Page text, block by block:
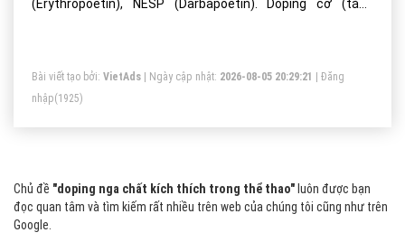
(Erythropoetin), NESP (Darbapoetin). Doping cơ (tăng
tới hệ thần kinh).
Bài viết tạo bởi: VietAds | Ngày cập nhật: 2026-08-05 20:29:21
Đăng
nhập(1925)
Chủ đề "doping nga chất kích thích trong thể thao" luôn được bạn
đọc quan tâm và tìm kiếm rất nhiều trên web của chúng tôi cũng như trên
Google.